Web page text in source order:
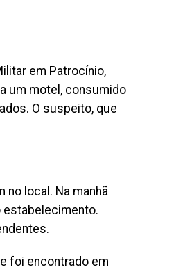
em Patrocínio,
um motel, consumido
O suspeito, que
no local. Na manhã
estabelecimento.
foi encontrado em